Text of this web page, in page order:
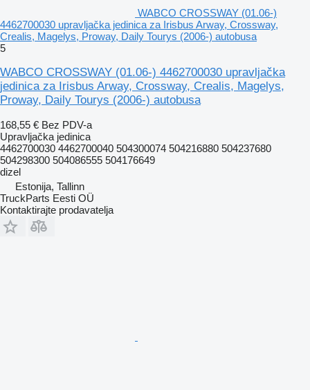
WABCO CROSSWAY (01.06-)
4462700030 upravljačka jedinica za Irisbus Arway, Crossway,
Crealis, Magelys, Proway, Daily Tourys (2006-) autobusa
5
WABCO CROSSWAY (01.06-) 4462700030 upravljačka
jedinica za Irisbus Arway, Crossway, Crealis, Magelys,
Proway, Daily Tourys (2006-) autobusa
168,55 € Bez PDV-a
Upravljačka jedinica
4462700030 4462700040 504300074 504216880 504237680
504298300 504086555 504176649
dizel
Estonija, Tallinn
TruckParts Eesti OÜ
Kontaktirajte prodavatelja